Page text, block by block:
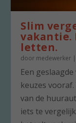
Slim
vakantie.
letten.
door medewerker |
Een
keuzes
van de
iets te